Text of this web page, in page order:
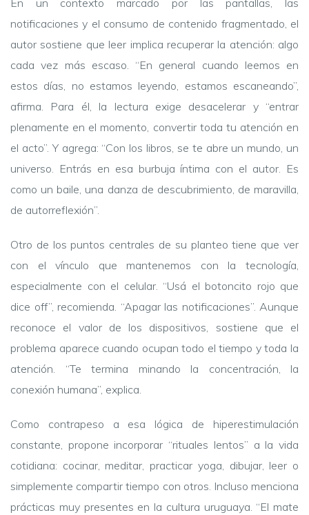
En un contexto marcado por las pantallas, las
notificaciones y el consumo de contenido fragmentado, el
autor sostiene que leer implica recuperar la atención: algo
cada vez más escaso. “En general cuando leemos en
estos días, no estamos leyendo, estamos escaneando”,
afirma. Para él, la lectura exige desacelerar y “entrar
plenamente en el momento, convertir toda tu atención en
el acto”. Y agrega: “Con los libros, se te abre un mundo, un
universo. Entrás en esa burbuja íntima con el autor. Es
como un baile, una danza de descubrimiento, de maravilla,
de autorreflexión”.
Otro de los puntos centrales de su planteo tiene que ver
con el vínculo que mantenemos con la tecnología,
especialmente con el celular. “Usá el botoncito rojo que
dice off”, recomienda. “Apagar las notificaciones”. Aunque
reconoce el valor de los dispositivos, sostiene que el
problema aparece cuando ocupan todo el tiempo y toda la
atención. “Te termina minando la concentración, la
conexión humana”, explica.
Como contrapeso a esa lógica de hiperestimulación
constante, propone incorporar “rituales lentos” a la vida
cotidiana: cocinar, meditar, practicar yoga, dibujar, leer o
simplemente compartir tiempo con otros. Incluso menciona
prácticas muy presentes en la cultura uruguaya. “El mate